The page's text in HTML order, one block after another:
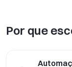
Por que